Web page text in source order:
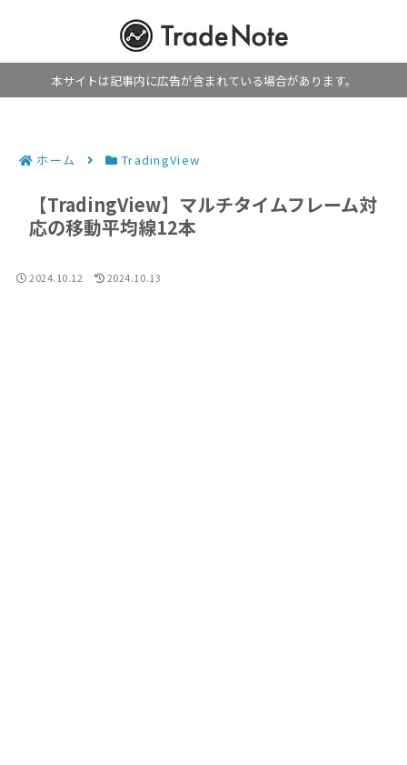
本サイトは記事内に広告が含まれている場合があります。
ホーム TradingView
【TradingView】マルチタイムフレーム対
応の移動平均線12本
2024.10.12 2024.10.13